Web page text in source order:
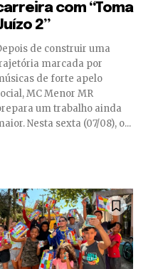
com “Toma
2”
de construir uma
marcada por
de forte apelo
MC Menor MR
um trabalho ainda
Nesta sexta (07/08), o...